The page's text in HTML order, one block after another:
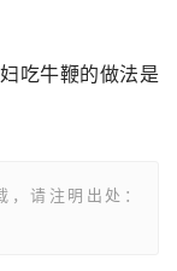
吃牛鞭的做法是
请注明出处：